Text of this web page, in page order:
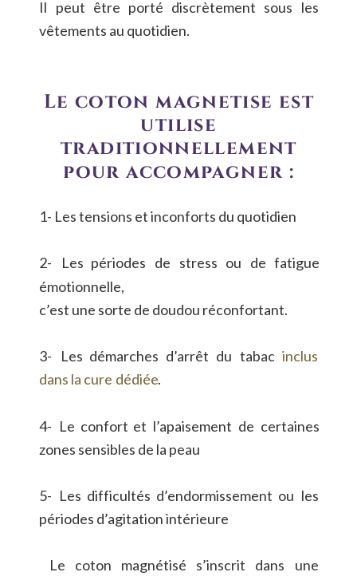
Il peut être porté discrètement sous les
vêtements au quotidien.
Le coton magnétisé est
utilisé
traditionnellement
pour accompagner :
1- Les tensions et inconforts du quotidien
2- Les périodes de stress ou de fatigue
émotionnelle,
c’est une sorte de doudou réconfortant.
3- Les démarches d’arrêt du tabac inclus
dans la cure dédiée.
4- Le confort et l’apaisement de certaines
zones sensibles de la peau
5- Les difficultés d’endormissement ou les
périodes d’agitation intérieure
Le coton magnétisé s’inscrit dans
une